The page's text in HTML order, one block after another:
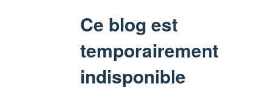
Ce blog est
temporairement
indisponible